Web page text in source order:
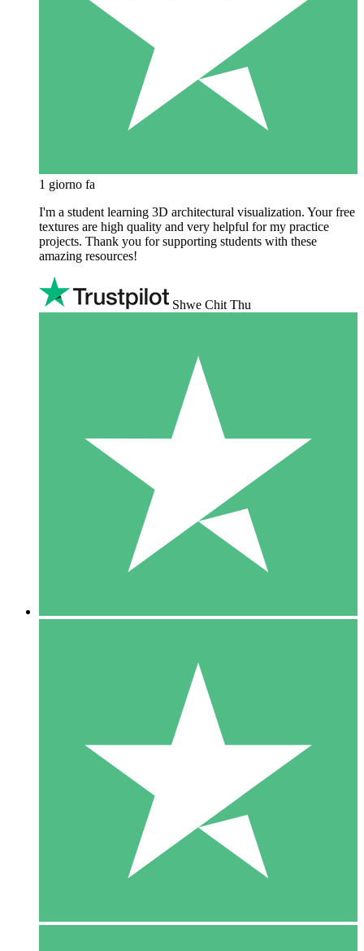
1 giorno fa
I'm a student learning 3D architectural visualization. Your free
textures are high quality and very helpful for my practice
projects. Thank you for supporting students with these
amazing resources!
Shwe Chit Thu